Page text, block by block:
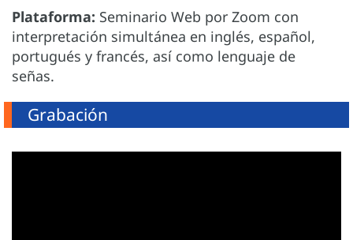
Plataforma: Seminario Web por Zoom con
interpretación simultánea en inglés, español,
portugués y francés, así como lenguaje de
señas.
Grabación